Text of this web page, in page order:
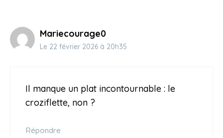
Mariecourage0
Le 22 février 2026 à 20h35
Il manque un plat incontournable : le
croziflette, non ?
Répondre